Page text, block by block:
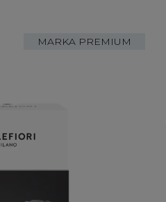
MARKA PREMIUM